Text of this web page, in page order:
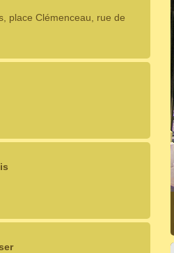
place Clémenceau, rue de